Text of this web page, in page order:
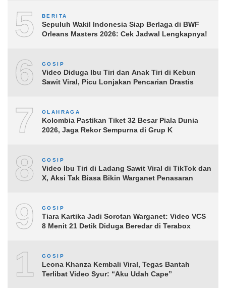
5 BERITA
Sepuluh Wakil Indonesia Siap Berlaga di BWF
Orleans Masters 2026: Cek Jadwal Lengkapnya!
6 GOSIP
Video Diduga Ibu Tiri dan Anak Tiri di Kebun
Sawit Viral, Picu Lonjakan Pencarian Drastis
7 OLAHRAGA
Kolombia Pastikan Tiket 32 Besar Piala Dunia
2026, Jaga Rekor Sempurna di Grup K
8 GOSIP
Video Ibu Tiri di Ladang Sawit Viral di TikTok dan
X, Aksi Tak Biasa Bikin Warganet Penasaran
9 GOSIP
Tiara Kartika Jadi Sorotan Warganet: Video VCS
8 Menit 21 Detik Diduga Beredar di Terabox
10
GOSIP
Leona Khanza Kembali Viral, Tegas Bantah
Terlibat Video Syur: “Aku Udah Cape”